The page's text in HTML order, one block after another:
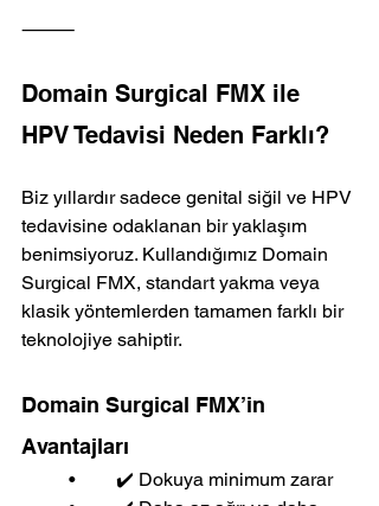
⸻
Domain Surgical FMX ile
HPV Tedavisi Neden Farklı?
Biz yıllardır sadece genital siğil ve HPV
tedavisine odaklanan bir yaklaşım
benimsiyoruz. Kullandığımız Domain
Surgical FMX, standart yakma veya
klasik yöntemlerden tamamen farklı bir
teknolojiye sahiptir.
Domain Surgical FMX’in
Avantajları
	•	✔️ Dokuya minimum zarar